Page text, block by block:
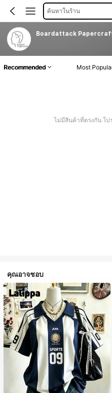
ค้นหาในร้าน
Boardattack
Recommended Most
ไม่มีสินค้าที่ตรงกัน โป
คุณอาจชอบ